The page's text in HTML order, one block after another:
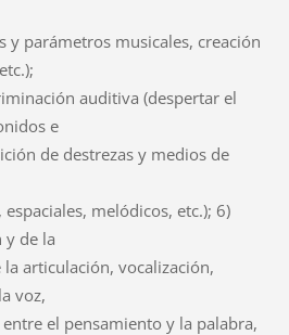
y parámetros musicales, creación
auditiva (despertar el
e
de destrezas y medios de
melódicos, etc.); 6)
y de la
articulación, vocalización,
voz,
el pensamiento y la palabra,